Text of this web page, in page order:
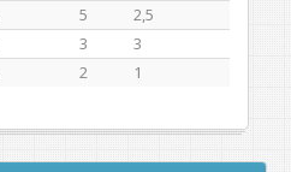
5
2,5
3
3
2 1